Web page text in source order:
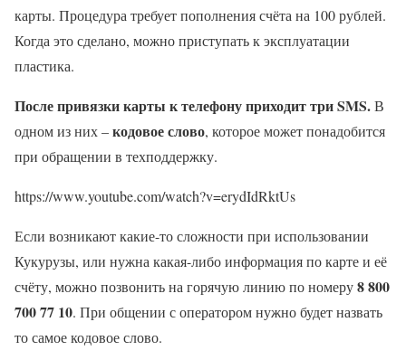
карты. Процедура требует пополнения счёта на 100 рублей.
Когда это сделано, можно приступать к эксплуатации
пластика.
После привязки карты к телефону приходит три SMS.В
одном из них –кодовое слово, которое может понадобится
при обращении в техподдержку.
https://www.youtube.com/watch?v=erydIdRktUs
Если возникают какие-то сложности при использовании
Кукурузы, или нужна какая-либо информация по карте и её
счёту, можно позвонить на горячую линию по номеру8 800
700 77 10. При общении с оператором нужно будет назвать
то самое кодовое слово.